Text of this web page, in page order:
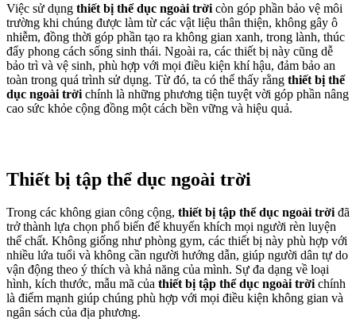
Việc sử dụng thiết bị thể dục ngoài trời còn góp phần bảo vệ môi
trường khi chúng được làm từ các vật liệu thân thiện, không gây ô
nhiễm, đồng thời góp phần tạo ra không gian xanh, trong lành, thúc
đẩy phong cách sống sinh thái. Ngoài ra, các thiết bị này cũng dễ
bảo trì và vệ sinh, phù hợp với mọi điều kiện khí hậu, đảm bảo an
toàn trong quá trình sử dụng. Từ đó, ta có thể thấy rằng thiết bị thể
dục ngoài trời chính là những phương tiện tuyệt vời góp phần nâng
cao sức khỏe cộng đồng một cách bền vững và hiệu quả.
Thiết bị tập thể dục ngoài trời
Trong các không gian công cộng, thiết bị tập thể dục ngoài trờiđã
trở thành lựa chọn phổ biến để khuyến khích mọi người rèn luyện
thể chất. Không giống như phòng gym, các thiết bị này phù hợp với
nhiều lứa tuổi và không cần người hướng dẫn, giúp người dân tự do
vận động theo ý thích và khả năng của mình. Sự đa dạng về loại
hình, kích thước, mẫu mã của thiết bị tập thể dục ngoài trờichính
là điểm mạnh giúp chúng phù hợp với mọi điều kiện không gian và
ngân sách của địa phương.